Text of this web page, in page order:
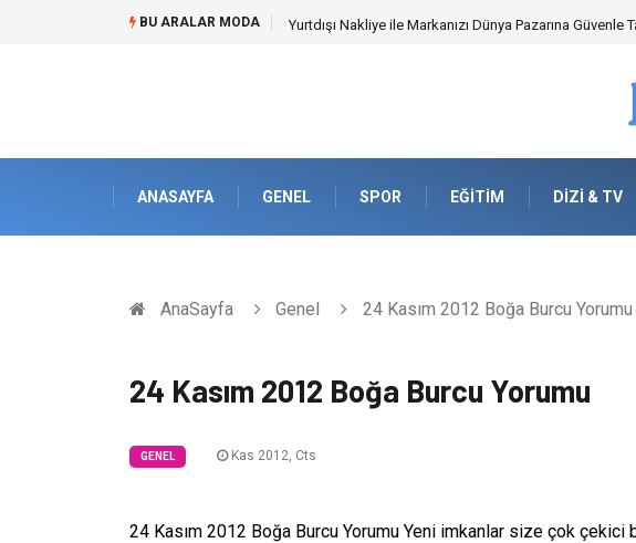
BU ARALAR MODA Yurtdışı Nakliye ile Markanızı Dünya Pazarına Güvenle
ANASAYFA GENEL SPOR EĞITIM DIZI & TV
AnaSayfa Genel 24 Kasım 2012 Boğa Burcu Yorumu
24 Kasım 2012 Boğa Burcu Yorumu
GENEL Kas 2012, Cts
24 Kasım 2012 Boğa Burcu Yorumu Yeni imkanlar size çok